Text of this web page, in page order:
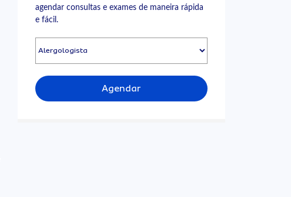
agendar consultas e exames de maneira rápida
e fácil.
Agendar